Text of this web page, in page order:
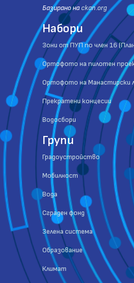
Базиранo на ckan.org
Набори
Зони от ПУП по член 16
Ортофото на пилотен
Ортофото на Манастирски
Прекратени концесии
Водосбори
Групи
Градоустройство
Мобилност
Вода
Сграден фонд
Зелена система
Образование
Климат